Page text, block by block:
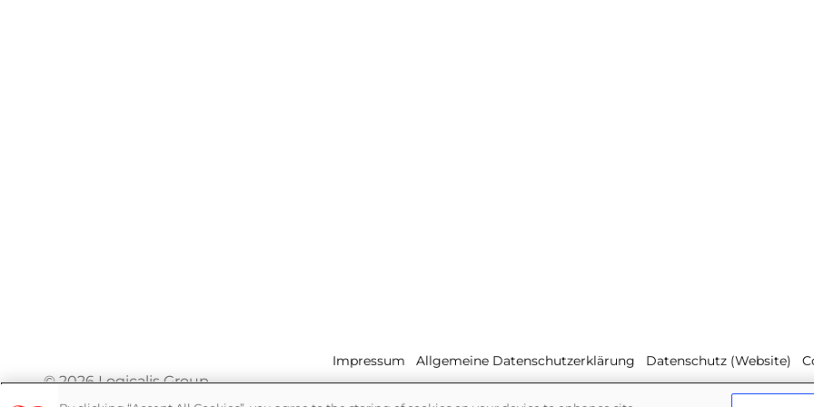
© 2026 Logicalis Group
Impressum Allgemeine Datenschutzerklärung Datenschutz (Website)
Garantie Newsletter Whistleblowing